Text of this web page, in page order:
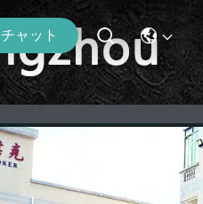
チャット